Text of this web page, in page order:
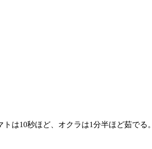
は10秒ほど、オクラは1分半ほど茹でる。